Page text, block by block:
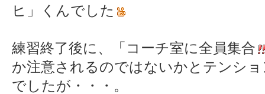
ヒ」くんでした
練習終了後に、「コーチ室に全員集合
か注意されるのではないかとテンシ
でしたが・・・。